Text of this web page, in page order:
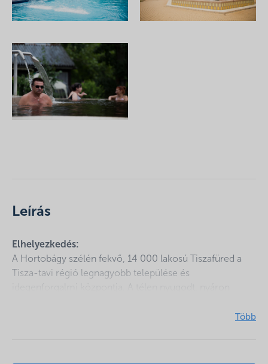
Leírás
Elhelyezkedés:
A Hortobágy szélén fekvő, 14 000 lakosú Tiszafüred a
Tisza-tavi régió legnagyobb települése és